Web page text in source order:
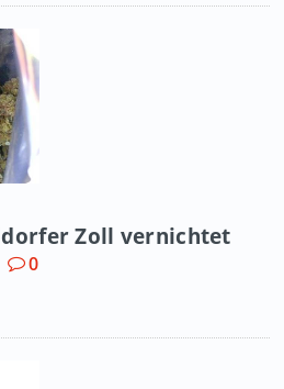
Zoll vernichtet
0